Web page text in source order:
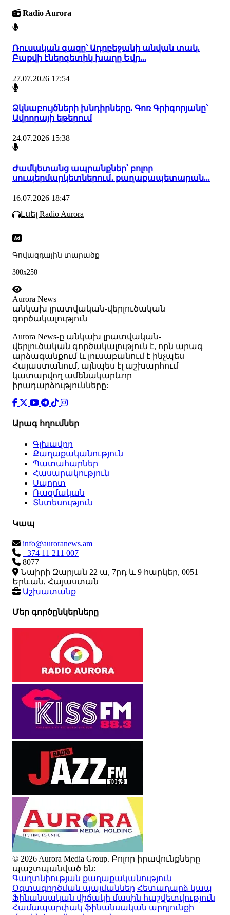
Radio Aurora
Ռուսական գազը՝ Ադրբեջանի անվան տակ.
Բաքվի էներգետիկ խաղը Եվր...
27.07.2026 17:54
Ձկնաբույծների խնդիրները. Գոռ Գրիգորյանը՝
Ավրորայի եթերում
24.07.2026 15:38
Ժամկետանց ապրանքներ՝ բոլոր
սուպերմարկետներում․ քաղաքապետարան...
16.07.2026 18:47
Լսել Radio Aurora
Գովազդային տարածք
300x250
Aurora News
անկախ լրատվական-վերլուծական
գործակալություն
Аurora News-ը անկախ լրատվական-
վերլուծական գործակալություն է, որն արագ
արձագանքում և լուսաբանում է ինչպես
Հայաստանում, այնպես էլ աշխարհում
կատարվող ամենակարևոր
իրադարձությունները:
Արագ հղումներ
Գլխավոր
Քաղաքականություն
Պատահարներ
Հասարակություն
Սպորտ
Ռազմական
Տնտեսություն
Կապ
info@auroranews.am
+374 11 211 007
8077
Նաիրի Զարյան 22 ա, 7րդ և 9 հարկեր, 0051
Երևան, Հայաստան
Աշխատանք
Մեր գործընկերները
© 2026 Aurora Media Group. Բոլոր իրավունքները
պաշտպանված են:
Գաղտնիության քաղաքականություն
Օգտագործման պայմաններ Հետադարձ կապ
Ֆինանսական վիճակի մասին հաշվետվություն
Համապարփակ ֆինանսական արդյունքի